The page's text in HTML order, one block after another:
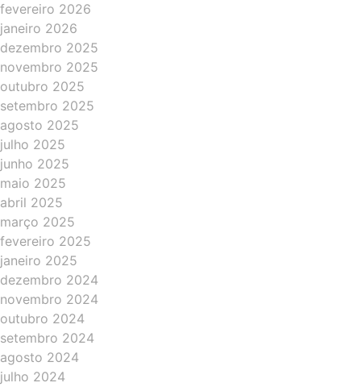
fevereiro 2026
janeiro 2026
dezembro 2025
novembro 2025
outubro 2025
setembro 2025
agosto 2025
julho 2025
junho 2025
maio 2025
abril 2025
março 2025
fevereiro 2025
janeiro 2025
dezembro 2024
novembro 2024
outubro 2024
setembro 2024
agosto 2024
julho 2024